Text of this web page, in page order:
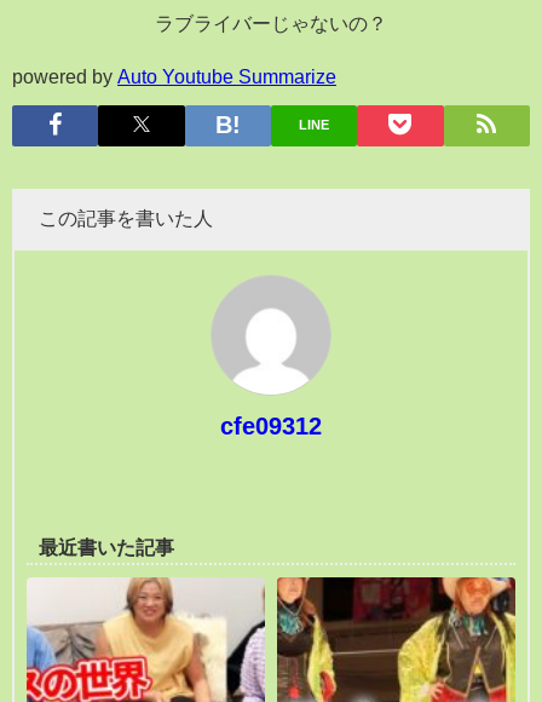
ラブライバーじゃないの？
powered by Auto Youtube Summarize
LINE
この記事を書いた人
cfe09312
最近書いた記事